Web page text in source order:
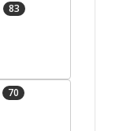
83
70